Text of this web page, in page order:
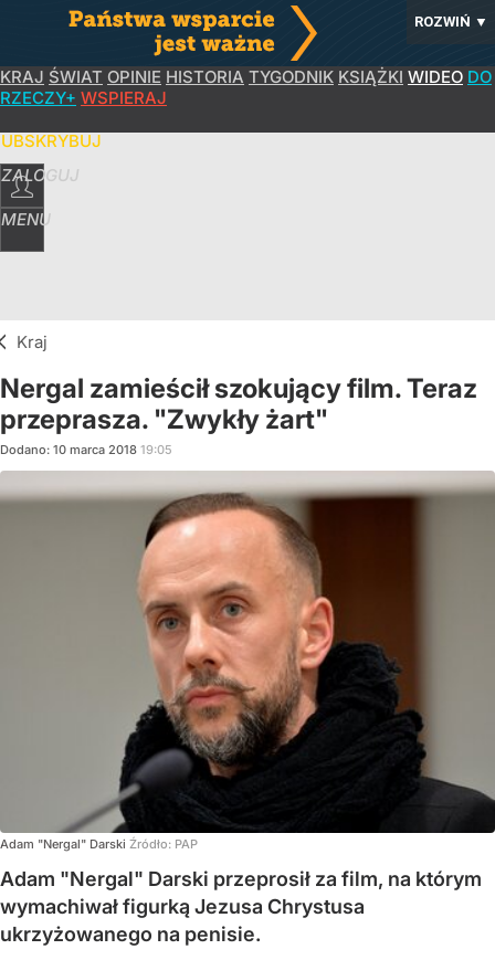
ROZWIŃ ▼
KRAJ ŚWIAT OPINIE HISTORIA TYGODNIK KSIĄŻKI WIDEO DO
RZECZY+ WSPIERAJ
ZALOGUJ
MENU
Kraj
Nergal zamieścił szokujący film. Teraz
przeprasza. "Zwykły żart"
Dodano: 10 marca 2018 19:05
Adam "Nergal" Darski Źródło: PAP
Adam "Nergal" Darski przeprosił za film, na którym
wymachiwał figurką Jezusa Chrystusa
ukrzyżowanego na penisie.